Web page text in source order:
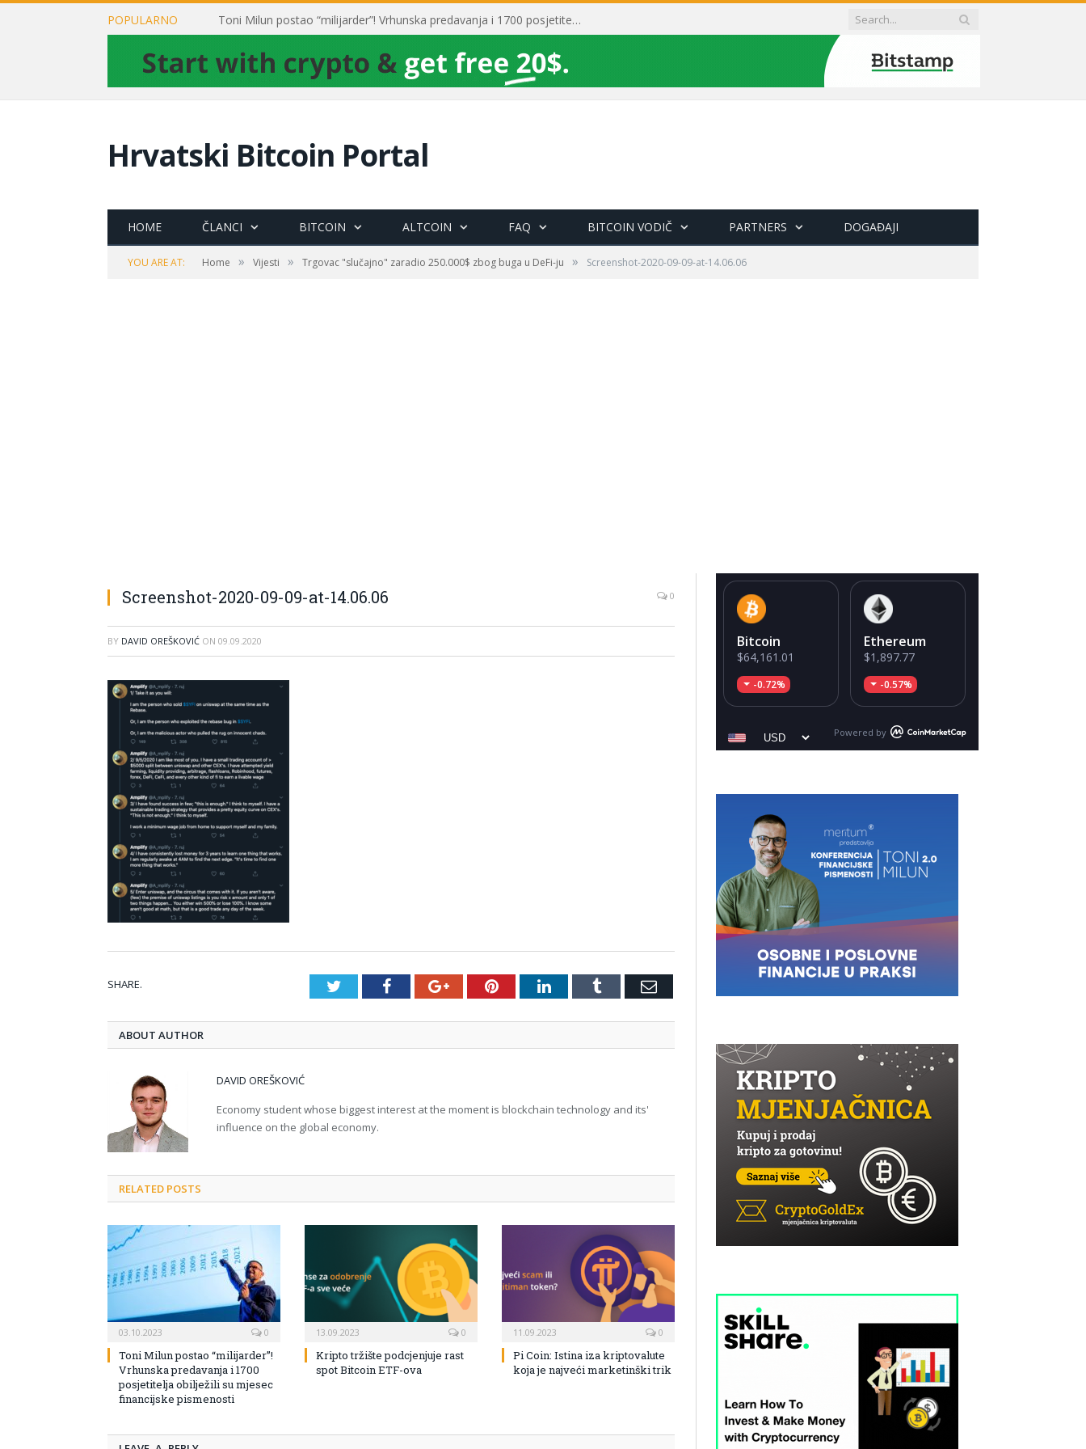
POPULARNO Toni Milun postao “milijarder”! Vrhunska predavanja i 1700 posjetitelja obilježili su mjesec financijske pismenosti
Hrvatski Bitcoin Portal
HOME ČLANCI BITCOIN ALTCOIN FAQ BITCOIN VODIČ PARTNERS DOGAĐAJI
YOU ARE AT: Home » Vijesti » Trgovac "slučajno" zaradio 250.000$ zbog buga u DeFi-ju » Screenshot-2020-09-09-at-14.06.06
Screenshot-2020-09-09-at-14.06.06 0
BY DAVID OREŠKOVIĆ ON 09.09.2020
SHARE. TwitterFacebookGoogle+PinterestLinkedInTumblr Email
ABOUT AUTHOR
DAVID OREŠKOVIĆ
Economy student whose biggest interest at the moment is blockchain technology and its'
influence on the global economy.
RELATED POSTS
03.10.2023 0
Toni Milun postao “milijarder”!
Vrhunska predavanja i 1700
posjetitelja obilježili su mjesec
financijske pismenosti
13.09.2023 0
Kripto tržište podcjenjuje rast
spot Bitcoin ETF-ova
11.09.2023 0
Pi Coin: Istina iza kriptovalute
koja je najveći marketinški trik
Bitcoin
$64,161.01
-0.72%
Ethereum
$1,897.77
-0.57%
Powered by